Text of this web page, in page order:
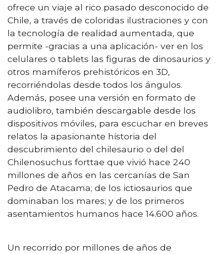
ofrece un viaje al rico pasado desconocido de
Chile, a través de coloridas ilustraciones y con
la tecnología de realidad aumentada, que
permite -gracias a una aplicación- ver en los
celulares o tablets las figuras de dinosaurios y
otros mamíferos prehistóricos en 3D,
recorriéndolas desde todos los ángulos.
Además, posee una versión en formato de
audiolibro, también descargable desde los
dispositivos móviles, para escuchar en breves
relatos la apasionante historia del
descubrimiento del chilesaurio o del del
Chilenosuchus forttae que vivió hace 240
millones de años en las cercanías de San
Pedro de Atacama; de los ictiosaurios que
dominaban los mares; y de los primeros
asentamientos humanos hace 14.600 años.
Un recorrido por millones de años de